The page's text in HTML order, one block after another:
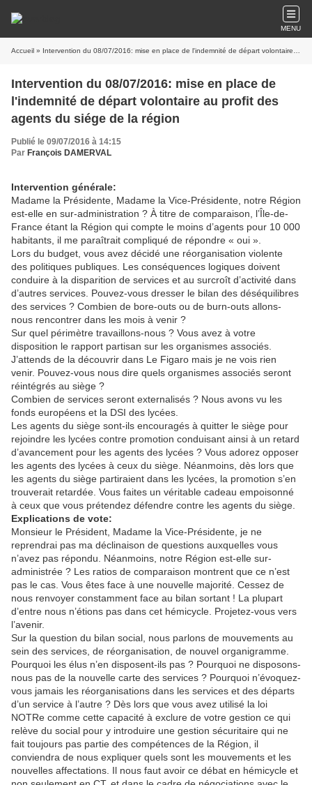
MENU
Accueil » Intervention du 08/07/2016: mise en place de l'indemnité de départ volontaire au profit des agents du siége de la région
Intervention du 08/07/2016: mise en place de
l'indemnité de départ volontaire au profit des
agents du siége de la région
Publié le 09/07/2016 à 14:15
Par François DAMERVAL
Intervention générale:
Madame la Présidente, Madame la Vice-Présidente, notre Région
est-elle en sur-administration ? À titre de comparaison, l’Île-de-
France étant la Région qui compte le moins d’agents pour 10 000
habitants, il me paraîtrait compliqué de répondre « oui ».
Lors du budget, vous avez décidé une réorganisation violente
des politiques publiques. Les conséquences logiques doivent
conduire à la disparition de services et au surcroît d’activité dans
d’autres services. Pouvez-vous dresser le bilan des déséquilibres
des services ? Combien de bore-outs ou de burn-outs allons-
nous rencontrer dans les mois à venir ?
Sur quel périmètre travaillons-nous ? Vous avez à votre
disposition le rapport partisan sur les organismes associés.
J’attends de la découvrir dans Le Figaro mais je ne vois rien
venir. Pouvez-vous nous dire quels organismes associés seront
réintégrés au siège ?
Combien de services seront externalisés ? Nous avons vu les
fonds européens et la DSI des lycées.
Les agents du siège sont-ils encouragés à quitter le siège pour
rejoindre les lycées contre promotion conduisant ainsi à un retard
d’avancement pour les agents des lycées ? Vous adorez opposer
les agents des lycées à ceux du siège. Néanmoins, dès lors que
les agents du siège partiraient dans les lycées, la promotion s’en
trouverait retardée. Vous faites un véritable cadeau empoisonné
à ceux que vous prétendez défendre contre les agents du siège.
Explications de vote:
Monsieur le Président, Madame la Vice-Présidente, je ne
reprendrai pas ma déclinaison de questions auxquelles vous
n’avez pas répondu. Néanmoins, notre Région est-elle sur-
administrée ? Les ratios de comparaison montrent que ce n’est
pas le cas. Vous êtes face à une nouvelle majorité. Cessez de
nous renvoyer constamment face au bilan sortant ! La plupart
d’entre nous n’étions pas dans cet hémicycle. Projetez-vous vers
l’avenir.
Sur la question du bilan social, nous parlons de mouvements au
sein des services, de réorganisation, de nouvel organigramme.
Pourquoi les élus n’en disposent-ils pas ? Pourquoi ne disposons-
nous pas de la nouvelle carte des services ? Pourquoi n’évoquez-
vous jamais les réorganisations dans les services et des départs
d’un service à l’autre ? Dès lors que vous avez utilisé la loi
NOTRe comme cette capacité à exclure de votre gestion ce qui
relève du social pour y introduire une gestion sécuritaire qui ne
fait toujours pas partie des compétences de la Région, il
conviendra de nous expliquer quels sont les mouvements et les
nouvelles affectations. Il nous faut avoir ce débat en hémicycle et